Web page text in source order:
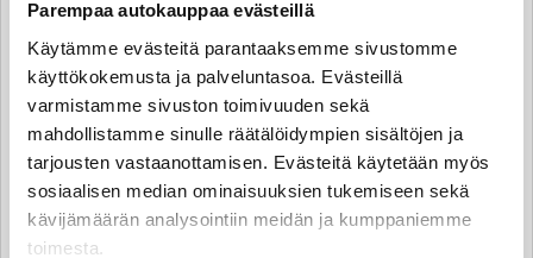
Parempaa autokauppaa evästeillä
Käytämme evästeitä parantaaksemme sivustomme
käyttökokemusta ja palveluntasoa. Evästeillä
varmistamme sivuston toimivuuden sekä
mahdollistamme sinulle räätälöidympien sisältöjen ja
tarjousten vastaanottamisen. Evästeitä käytetään myös
sosiaalisen median ominaisuuksien tukemiseen sekä
kävijämäärän analysointiin meidän ja kumppaniemme
toimesta.
Tomi Äyräs
Moottoripyörämyyjä FI
tomi.ayras@rintajouppi.fi
040 711 3944